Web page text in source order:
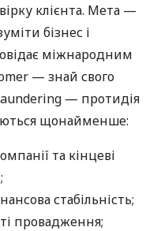
клієнта. Мета —
бізнес і
міжнародним
— знай свого
— протидія
щонайменше:
та кінцеві
стабільність;
провадження;